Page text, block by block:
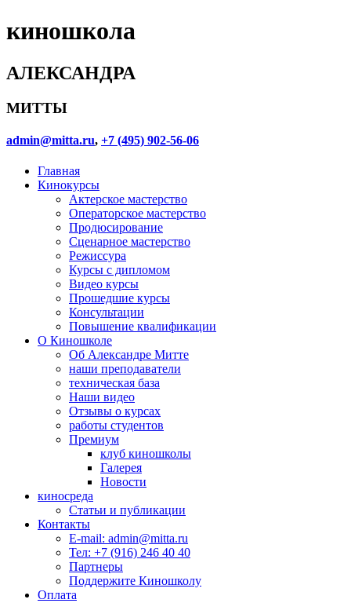
киношкола
АЛЕКСАНДРА
МИТТЫ
admin@mitta.ru, +7 (495) 902-56-06
Главная
Кинокурсы
Актерское мастерство
Операторское мастерство
Продюсирование
Сценарное мастерство
Режиссура
Курсы с дипломом
Видео курсы
Прошедшие курсы
Консультации
Повышение квалификации
О Киношколе
Об Александре Митте
наши преподаватели
техническая база
Наши видео
Отзывы о курсах
работы студентов
Премиум
клуб киношколы
Галерея
Новости
киносреда
Статьи и публикации
Контакты
E-mail: admin@mitta.ru
Тел: +7 (916) 246 40 40
Партнеры
Поддержите Киношколу
Оплата